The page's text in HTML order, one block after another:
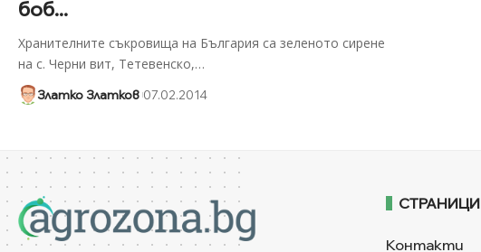
боб...
Хранителните съкровища на България са зеленото сирене
на с. Черни вит, Тетевенско,…
Златко Златков 07.02.2014
СТРАНИЦИ
Контакти